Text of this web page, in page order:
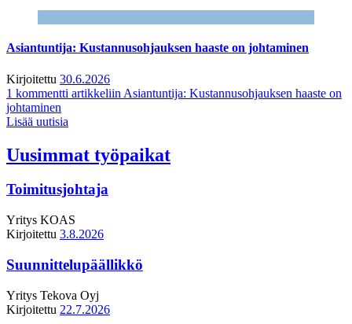
Asiantuntija: Kustannusohjauksen haaste on johtaminen
Kirjoitettu 30.6.2026
1 kommentti artikkeliin Asiantuntija: Kustannusohjauksen haaste on
johtaminen
Lisää uutisia
Uusimmat työpaikat
Toimitusjohtaja
Yritys KOAS
Kirjoitettu 3.8.2026
Suunnittelupäällikkö
Yritys Tekova Oyj
Kirjoitettu 22.7.2026